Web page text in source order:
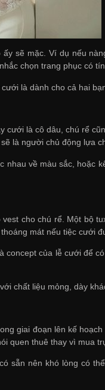
sẽ mặc. Ví dụ nếu
chọn trang phục có
là dành cho cả hai
là cô dâu, chú rể
là người chủ động lựa
về màu sắc, hoặc
cho chú rể. Một bộ
mát nếu tiệc cưới
của lễ cưới để
chất liệu mỏng, dày
giai đoạn lên kế
quen thuê thay vì mua
sẵn nên khó lòng có